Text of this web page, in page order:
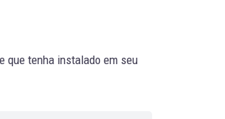
que tenha instalado em seu